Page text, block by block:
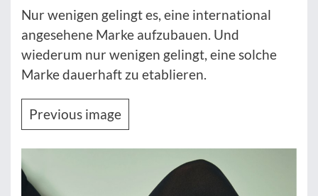
Nur wenigen gelingt es, eine international
angesehene Marke aufzubauen. Und
wiederum nur wenigen gelingt, eine solche
Marke dauerhaft zu etablieren.
Previous image